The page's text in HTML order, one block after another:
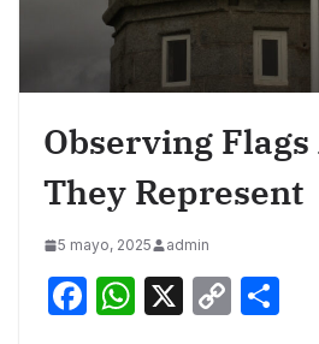
Observing
They Represent
5 mayo, 2025 admin
F
W X
C